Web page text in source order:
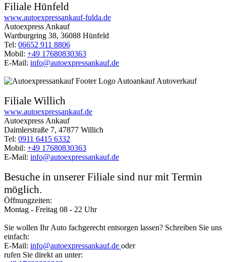
Filiale Hünfeld
www.autoexpressankauf-fulda.de
Autoexpress Ankauf
Wartburgring 38, 36088 Hünfeld
Tel: 06652 911 8806
Mobil: +49 17680830363
E-Mail: info@autoexpressankauf.de
Filiale Willich
www.autoexpressankauf.de
Autoexpress Ankauf
Daimlerstraße 7, 47877 Willich
Tel: 0911 6415 6332
Mobil: +49 17680830363
E-Mail: info@autoexpressankauf.de
Besuche in unserer Filiale sind nur mit Termin
möglich.
Öffnungzeiten:
Montag - Freitag 08 - 22 Uhr
Sie wollen Ihr Auto fachgerecht entsorgen lassen? Schreiben Sie uns
einfach:
E-Mail: info@autoexpressankauf.de oder
rufen Sie direkt an unter: